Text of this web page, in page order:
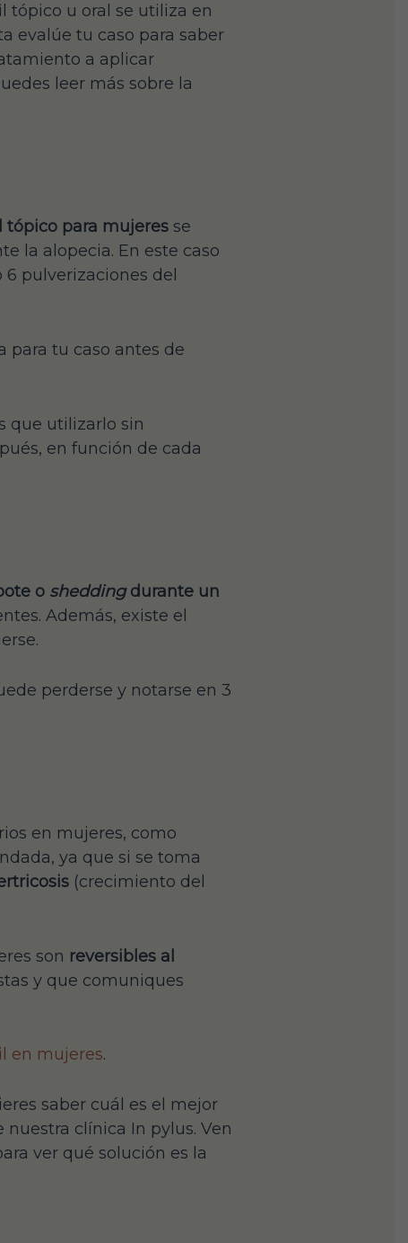
tópico u oral se utiliza en
evalúe tu caso para saber
a aplicar
leer más sobre la
tópico para mujeresse
la alopecia. En este caso
6 pulverizaciones del
tu caso antes de
que utilizarlo sin
en función de cada
o sheddingdurante un
Además, existe el
perderse y notarse en 3
en mujeres, como
ya que si se toma
(crecimiento del
son reversibles al
y que comuniques
en mujeres.
saber cuál es el mejor
clínica In pylus. Ven
ver qué solución es la